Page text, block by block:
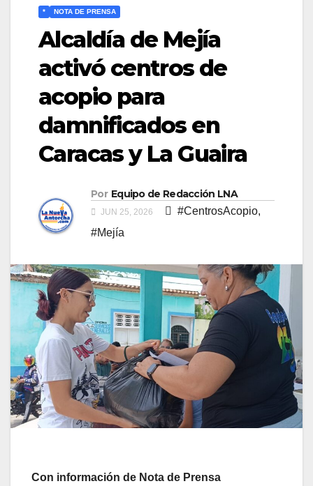
* NOTA DE PRENSA
Alcaldía de Mejía
activó centros de
acopio para
damnificados en
Caracas y La Guaira
Por Equipo de Redacción LNA
JUN 25, 2026 #CentrosAcopio,
#Mejía
Con información de Nota de Prensa